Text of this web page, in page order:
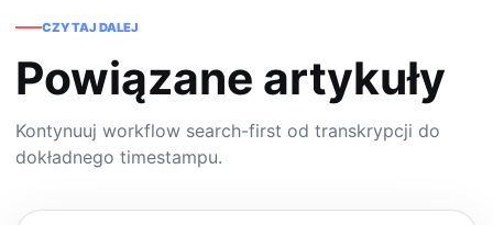
CZYTAJ DALEJ
Powiązane artykuły
Kontynuuj workflow search-first od transkrypcji do
dokładnego timestampu.